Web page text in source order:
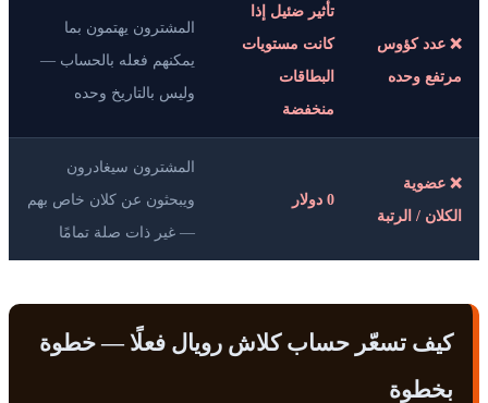
❌ عدد كؤوس
مرتفع وحده
تأثير ضئيل إذا
كانت مستويات
البطاقات
منخفضة
المشترون يهتمون بما
يمكنهم فعله بالحساب —
وليس بالتاريخ وحده
❌ عضوية
الكلان / الرتبة
0 دولار
المشترون سيغادرون
ويبحثون عن كلان خاص بهم
— غير ذات صلة تمامًا
كيف تسعّر حساب كلاش رويال فعلًا — خطوة
بخطوة